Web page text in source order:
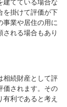
建てている場合な
を掛けて評価が下
事業や居住の用に
れる場合もあり
相続財産として評
価されます。その
利であると考え